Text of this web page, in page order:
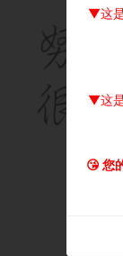
▼这
▼这
😘 您